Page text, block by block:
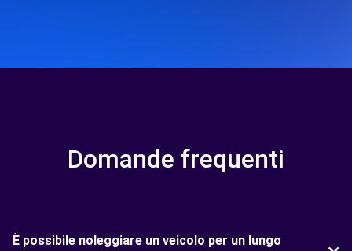
Domande frequenti
È possibile noleggiare un veicolo per un lungo